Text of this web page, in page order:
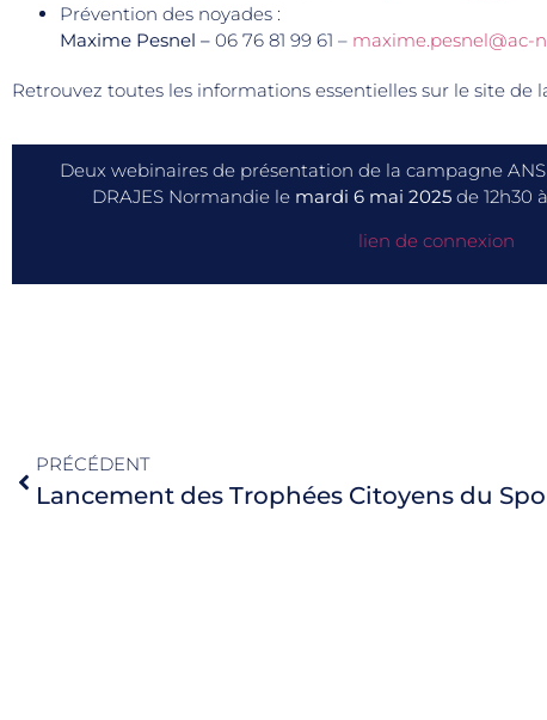
Prévention des noyades :
Maxime Pesnel – 06 76 81 99 61 – maxime.pesnel@ac-
Retrouvez toutes les informations essentielles sur le site de
Deux webinaires de présentation de la campagne ANS
DRAJES Normandie le mardi 6 mai 2025 de 12h30
lien de connexion
PRÉCÉDENT
Lancement des Trophées Citoyens du